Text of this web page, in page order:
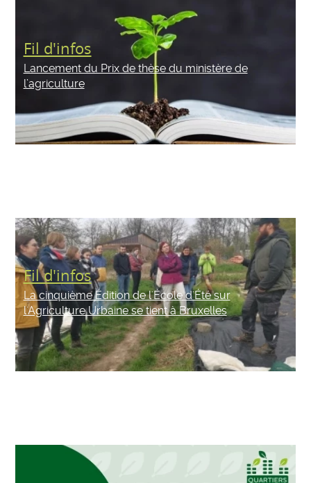
Lancement du Prix de thèse du ministère de
l’agriculture
Fil d'infos
La cinquième Édition de l'École d'Été sur
l'Agriculture Urbaine se tient à Bruxelles
Fil d'infos